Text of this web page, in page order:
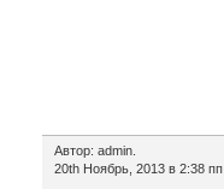
Автор: admin.
20th Ноябрь, 2013 в 2:38 пп